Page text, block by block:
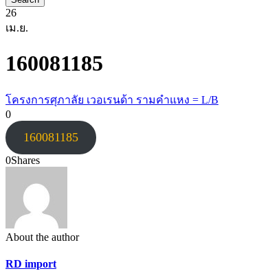
26
เม.ย.
160081185
โครงการศุภาลัย เวอเรนด้า รามคำแหง = L/B
0
160081185
0Shares
About the author
RD import